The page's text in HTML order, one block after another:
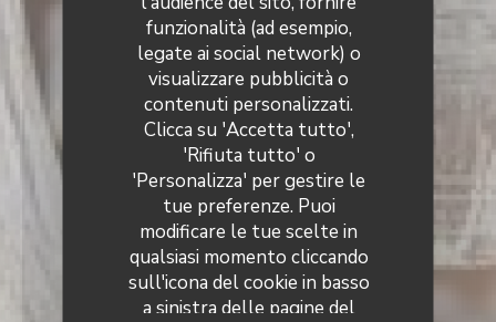
funzionalità (ad esempio,
legate ai social network) o
visualizzare pubblicità o
contenuti personalizzati.
Clicca su 'Accetta tutto',
'Rifiuta tutto' o
'Personalizza' per gestire le
tue preferenze. Puoi
modificare le tue scelte in
qualsiasi momento cliccando
sull'icona del cookie in basso
a sinistra delle pagine del
Le Numéro 3